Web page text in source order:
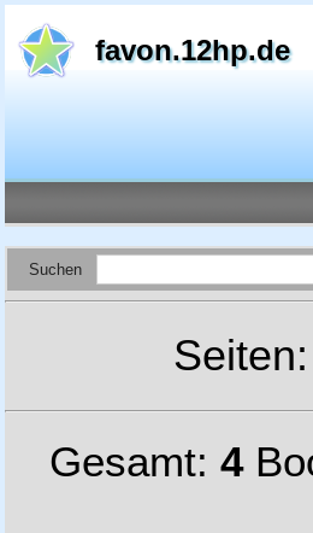
favon.12hp.de
Suchen
Gesamt: 4